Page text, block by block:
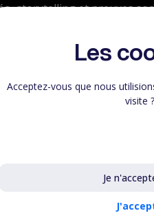
Les
Acceptez-vous que nous
visite ?
Je
storytelling et preuves
l’inscription et guider
friction
l’ensemble du tunnel
Peachie
clé en main pour
efficacement et